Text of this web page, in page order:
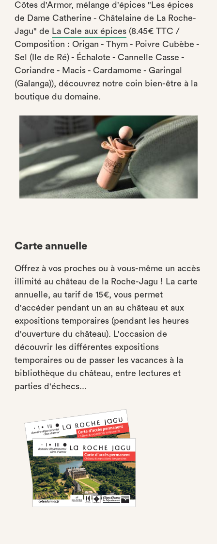
Côtes d'Armor, mélange d'épices "Les épices
de Dame Catherine - Châtelaine de La Roche-
Jagu" de La Cale aux épices (8.45€ TTC /
Composition : Origan - Thym - Poivre Cubèbe -
Sel (Ile de Ré) - Échalote - Cannelle Casse -
Coriandre - Macis - Cardamome - Garingal
(Galanga)), découvrez notre coin bien-être à la
boutique du domaine.
Carte annuelle
Offrez à vos proches ou à vous-même un accès
illimité au château de la Roche-Jagu ! La carte
annuelle, au tarif de 15€, vous permet
d'accéder pendant un an au château et aux
expositions temporaires (pendant les heures
d'ouverture du château). L'occasion de
découvrir les différentes expositions
temporaires ou de passer les vacances à la
bibliothèque du château, entre lectures et
parties d'échecs...